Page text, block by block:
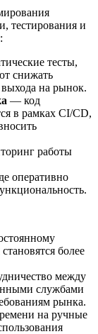
тестирования и
тесты,
снижать
на рынок.
— код
в рамках CI/CD,
работы
оперативно
более
между
службами
рынка.
на ручные